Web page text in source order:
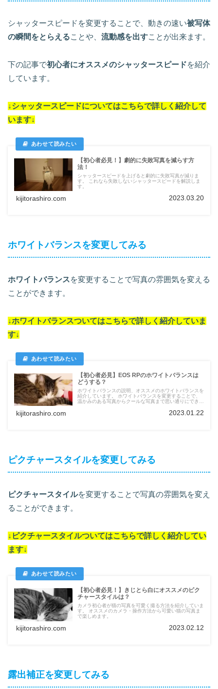
シャッタースピードを変更することで、動きの速い被写体
の瞬間をとらえることや、 流動感を出すことが出来ます。
下の記事で初心者にオススメのシャッタースピードを紹介
しています。
↓シャッタースピードについてはこちらで詳しく紹介して
います↓
【初心者必見！】劇的に失敗写真を減らす方
法！
シャッタースピードを上げると劇的に失敗写真が減りま
す。 これなら失敗しないシャッタースピードを解説しま
す。
kijitorashiro.com 2023.03.20
ホワイトバランスを変更してみる
ホワイトバランスを変更することで写真の雰囲気を変える
ことができます。
↓ホワイトバランスついてはこちらで詳しく紹介していま
す↓
【初心者必見】EOS RPのホワイトバランスは
どうする？
ホワイトバランスの説明、オススメのホワイトバランスを
紹介しています。 ホワイトバランスを変更することで、
温かみのある写真からクールな写真まで思い通りにできま
kijitorashiro.com 2023.01.22
ピクチャースタイルを変更してみる
ピクチャースタイルを変更することで写真の雰囲気を変え
ることができます。
↓ ピクチャースタイルついてはこちらで詳しく紹介してい
ます↓
【初心者必見！】きじとら白にオススメのピク
チャースタイルは？
カメラ初心者が猫の写真を可愛く撮る方法を紹介していま
す。 オススメのカメラ・操作方法から可愛い猫の写真ま
で楽しめます。
kijitorashiro.com 2023.02.12
露出補正を変更してみる